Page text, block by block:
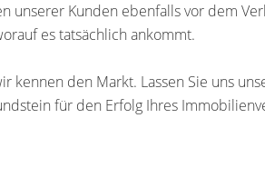
unserer Kunden ebenfalls vor dem
es tatsächlich ankommt.
kennen den Markt. Lassen Sie uns
für den Erfolg Ihres